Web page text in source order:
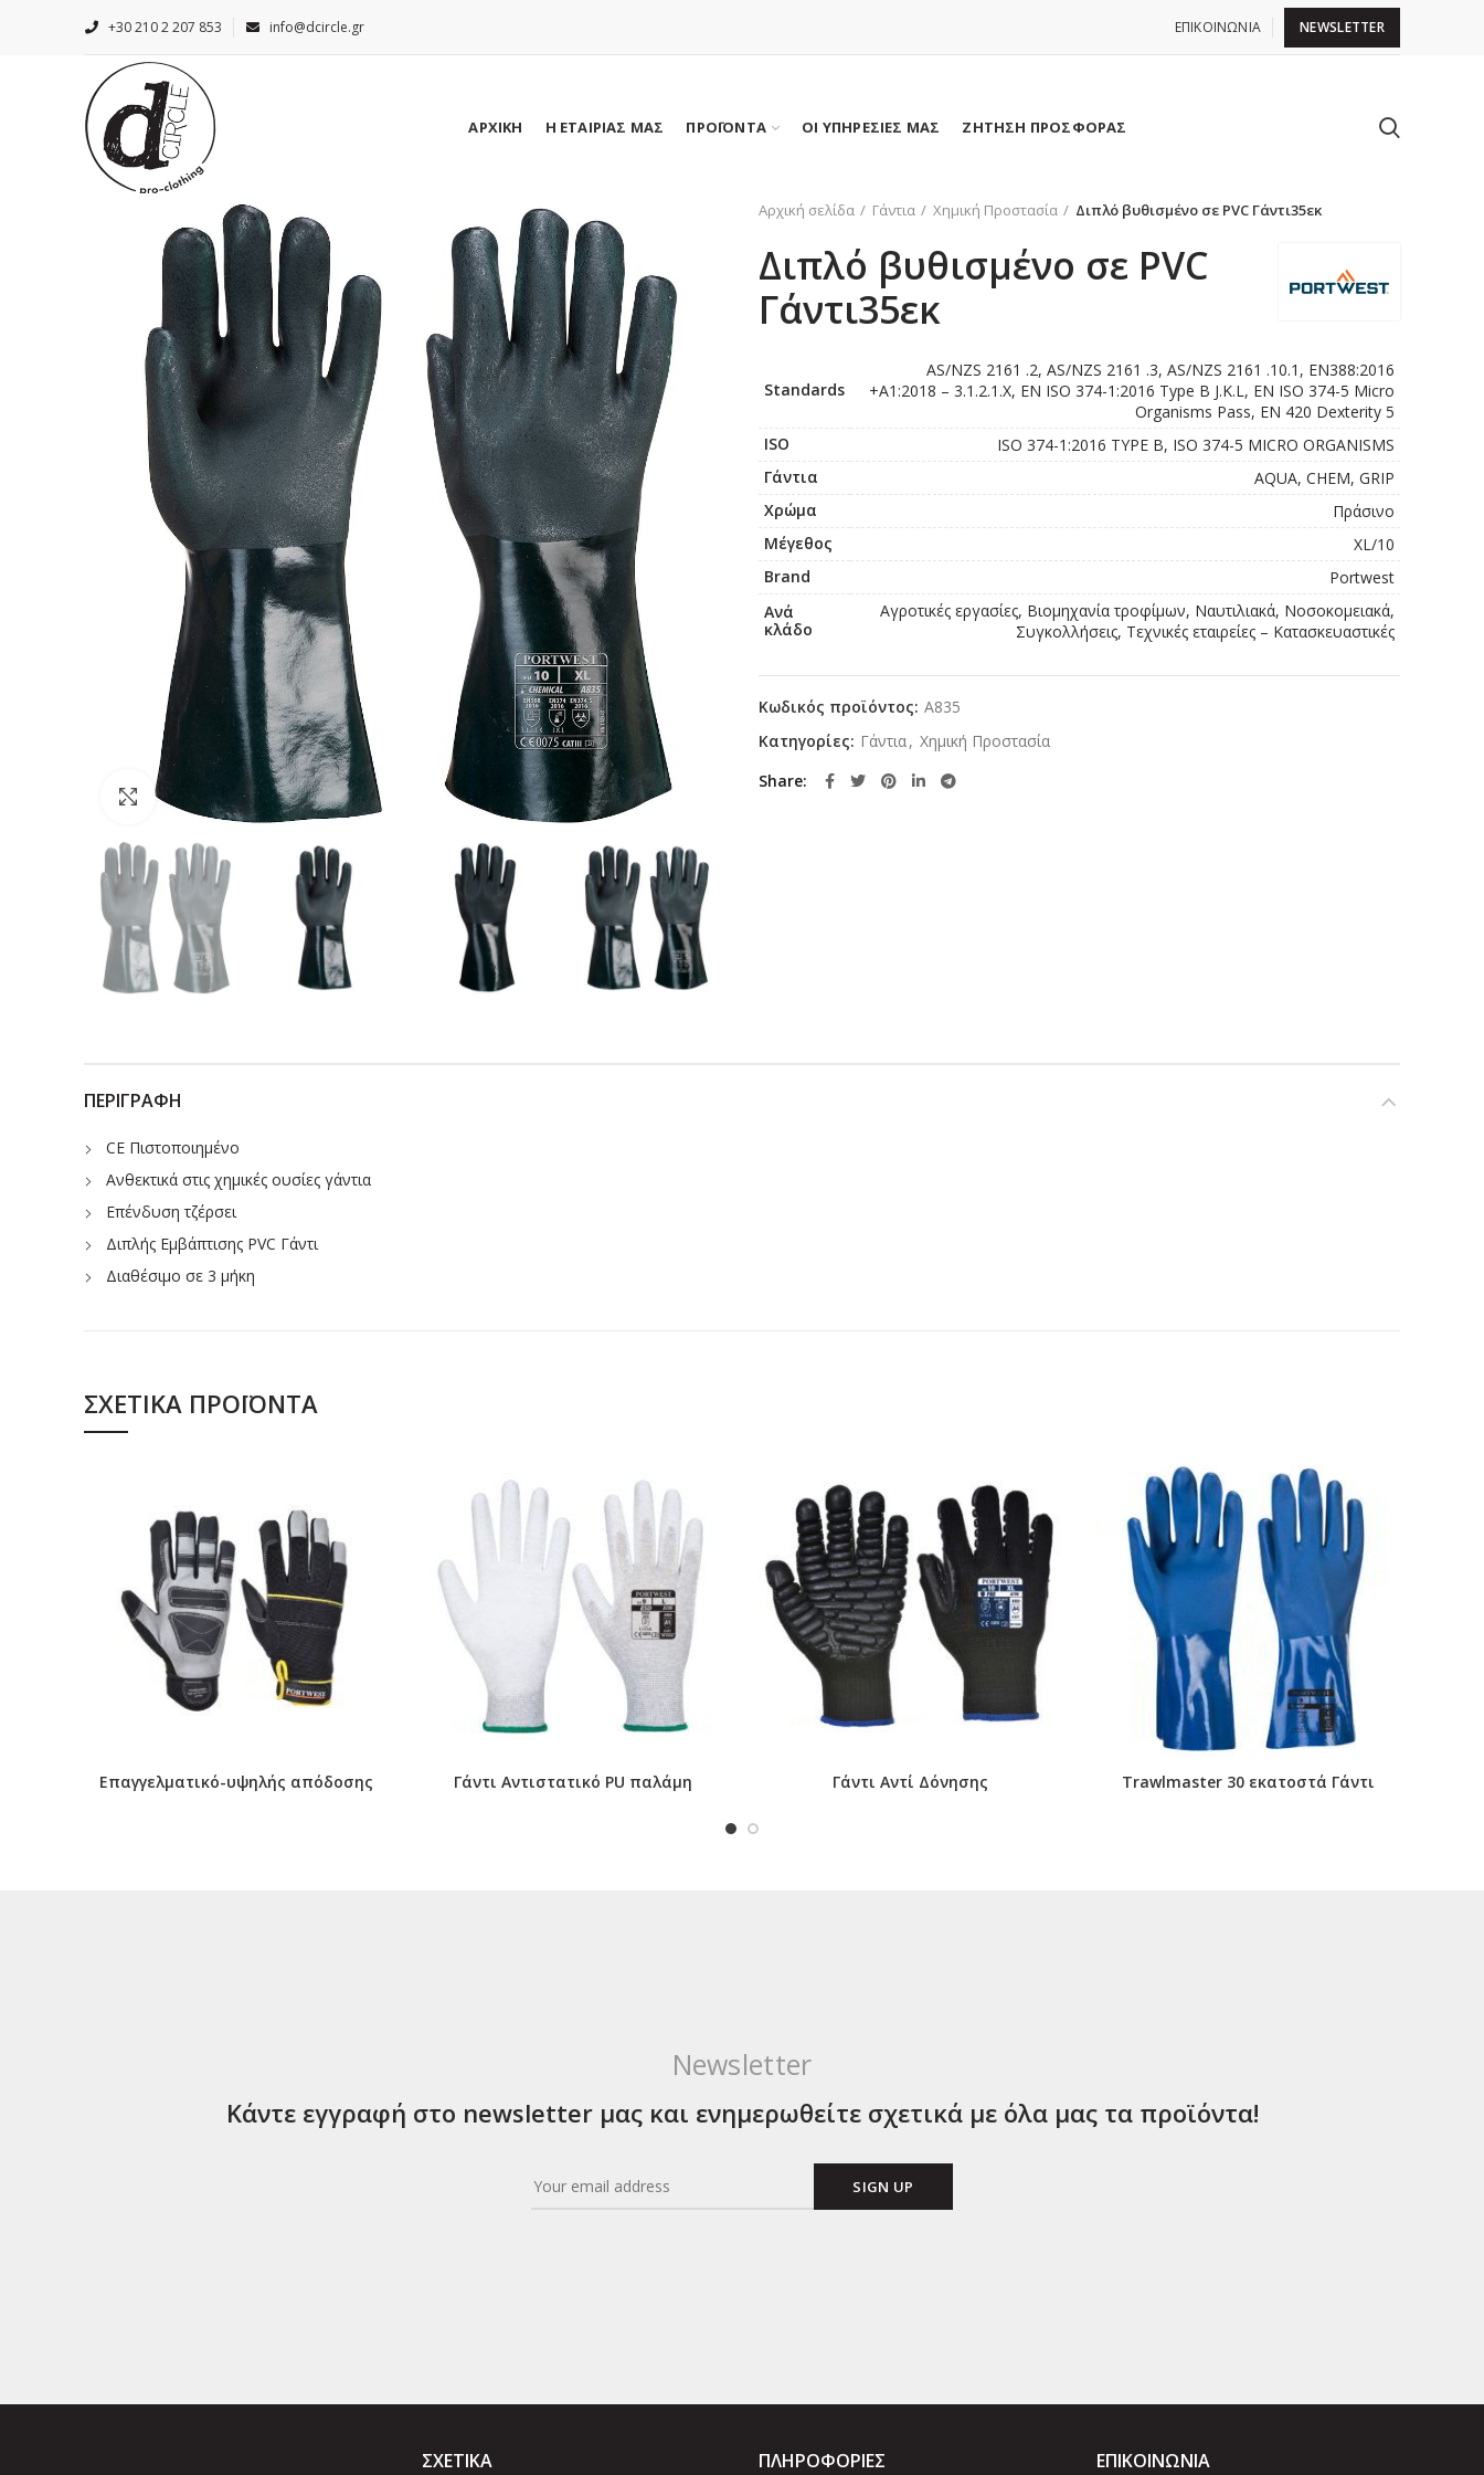
+30 210 2 207 853 info@dcircle.gr ΕΠΙΚΟΙΝΩΝΙΑ NEWSLETTER
ΑΡΧΙΚΗ Η ΕΤΑΙΡΙΑΣ ΜΑΣ ΠΡΟΪΟΝΤΑ ΟΙ ΥΠΗΡΕΣΙΕΣ ΜΑΣ ΖΗΤΗΣΗ ΠΡΟΣΦΟΡΑΣ
Click to enlarge
Αρχική σελίδα Γάντια Χημική Προστασία Διπλό βυθισμένο σε PVC Γάντι35εκ
Διπλό βυθισμένο σε PVC
Γάντι35εκ
Standards
AS/NZS 2161 .2, AS/NZS 2161 .3, AS/NZS 2161 .10.1, EN388:2016
+A1:2018 – 3.1.2.1.X, EN ISO 374-1:2016 Type B J.K.L, EN ISO 374-5 Micro
Organisms Pass, EN 420 Dexterity 5
ISO
ISO 374-1:2016 TYPE B, ISO 374-5 MICRO ORGANISMS
Γάντια
AQUA, CHEM, GRIP
Χρώμα
Πράσινο
Μέγεθος
XL/10
Brand
Portwest
Ανά
κλάδο
Αγροτικές εργασίες, Βιομηχανία τροφίμων, Ναυτιλιακά, Νοσοκομειακά,
Συγκολλήσεις, Τεχνικές εταιρείες – Κατασκευαστικές
Κωδικός προϊόντος: A835
Κατηγορίες: Γάντια, Χημική Προστασία
Share
ΠΕΡΙΓΡΑΦΉ
CE Πιστοποιημένο
Ανθεκτικά στις χημικές ουσίες γάντια
Επένδυση τζέρσει
Διπλής Εμβάπτισης PVC Γάντι
Διαθέσιμο σε 3 μήκη
ΣΧΕΤΙΚΆ ΠΡΟΪΌΝΤΑ
Επαγγελματικό-υψηλής απόδοσης Γάντι Αντιστατικό PU παλάμη Γάντι Αντί Δόνησης Trawlmaster 30 εκατοστά Γάντι
Newsletter
Κάντε εγγραφή στο newsletter μας και ενημερωθείτε σχετικά με όλα μας τα προϊόντα!
ΣΧΕΤΙΚΑ ΠΛΗΡΟΦΟΡΙΕΣ ΕΠΙΚΟΙΝΩΝΊΑ